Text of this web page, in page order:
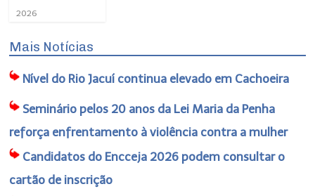
2026
Mais Notícias
Nível do Rio Jacuí continua elevado em Cachoeira
Seminário pelos 20 anos da Lei Maria da Penha
reforça enfrentamento à violência contra a mulher
Candidatos do Encceja 2026 podem consultar o
cartão de inscrição